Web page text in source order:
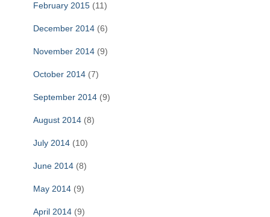
February 2015 (11)
December 2014 (6)
November 2014 (9)
October 2014 (7)
September 2014 (9)
August 2014 (8)
July 2014 (10)
June 2014 (8)
May 2014 (9)
April 2014 (9)